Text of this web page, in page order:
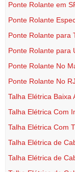
Ponte Rolante em
Ponte Rolante
Ponte Rolante para
Ponte Rolante para
Ponte Rolante No
Ponte Rolante No RJ
Talha Elétrica Baixa
Talha Elétrica Com
Talha Elétrica Com
Talha Elétrica de
Talha Elétrica de